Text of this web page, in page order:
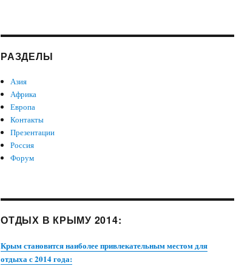
РАЗДЕЛЫ
Азия
Африка
Европа
Контакты
Презентации
Россия
Форум
ОТДЫХ В КРЫМУ 2014:
Крым становится наиболее привлекательным местом для
отдыха с 2014 года: